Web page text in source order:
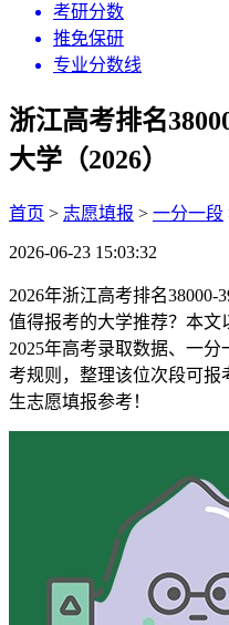
考研分数
推免保研
专业分数线
浙江高考排名
大学（2026）
首页 > 志愿填报 > 一分一段
2026-06-23 15:03:32
2026年浙江高考排名
值得报考的大学推荐？本文
2025年高考录取数据、一
考规则，整理该位次段可报
生志愿填报参考！